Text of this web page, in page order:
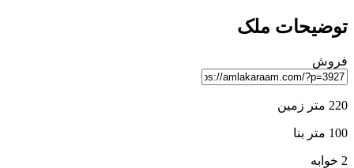
توضیحات ملک
فروش
220 متر زمین
100 متر بنا
2 خوابه